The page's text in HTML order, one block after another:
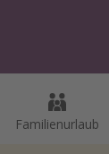
Familienurlaub